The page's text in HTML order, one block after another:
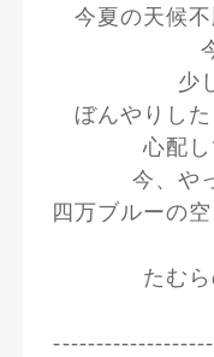
今夏の天候
少
ぼんやりし
心配
今、や
四万ブルーの
たむ